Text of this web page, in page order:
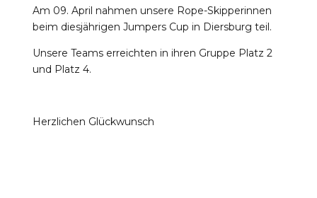
Reichenbach
Am 09. April nahmen unsere Rope-Skipperinnen
beim diesjährigen Jumpers Cup in Diersburg teil.
Unsere Teams erreichten in ihren Gruppe Platz 2
und Platz 4.
Herzlichen Glückwunsch